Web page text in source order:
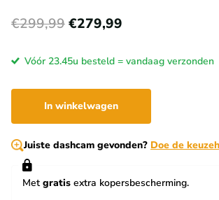
€299,99€279,99
Vóór 23.45u besteld = vandaag verzonden
In winkelwagen
Juiste dashcam gevonden? Doe de
Met gratis extra kopersbescherming.